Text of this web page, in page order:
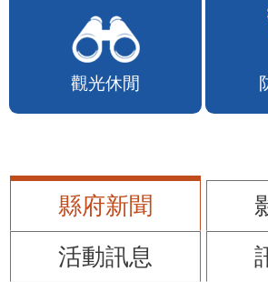
觀光休閒
縣府新聞
活動訊息